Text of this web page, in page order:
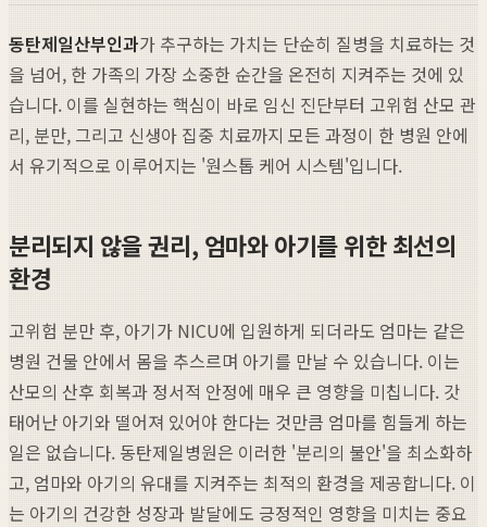
동탄제일산부인과가 추구하는 가치는 단순히 질병을 치료하는 것
을 넘어, 한 가족의 가장 소중한 순간을 온전히 지켜주는 것에 있
습니다. 이를 실현하는 핵심이 바로 임신 진단부터 고위험 산모 관
리, 분만, 그리고 신생아 집중 치료까지 모든 과정이 한 병원 안에
서 유기적으로 이루어지는 '원스톱 케어 시스템'입니다.
분리되지 않을 권리, 엄마와 아기를 위한 최선의
환경
고위험 분만 후, 아기가 NICU에 입원하게 되더라도 엄마는 같은
병원 건물 안에서 몸을 추스르며 아기를 만날 수 있습니다. 이는
산모의 산후 회복과 정서적 안정에 매우 큰 영향을 미칩니다. 갓
태어난 아기와 떨어져 있어야 한다는 것만큼 엄마를 힘들게 하는
일은 없습니다. 동탄제일병원은 이러한 '분리의 불안'을 최소화하
고, 엄마와 아기의 유대를 지켜주는 최적의 환경을 제공합니다. 이
는 아기의 건강한 성장과 발달에도 긍정적인 영향을 미치는 중요